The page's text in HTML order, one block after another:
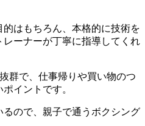
はもちろん、本格的に技術を
ーナーが丁寧に指導してくれ
群で、仕事帰りや買い物のつ
イントです。
ので、親子で通うボクシング